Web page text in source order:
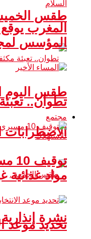
طقس
تطوان..
الاضطرابات
نشرة إنذارية
المغرب
المؤسس
طقس اليوم
مجتمع
مواد غذائية
تحديد موعد